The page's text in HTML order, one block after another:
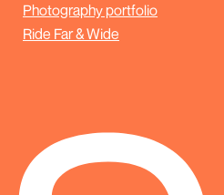
Photography portfolio
Ride Far & Wide